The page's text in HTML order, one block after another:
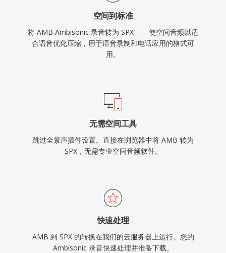
空间到标准
将 AMB Ambisonic 录音转为 SPX——使空间音频以适
合语音优化压缩，用于语音录制和电话应用的格式可
用。
无需空间工具
跳过全景声插件设置。直接在浏览器中将 AMB 转为
SPX，无需专业空间音频软件。
快速处理
AMB 到 SPX 的转换在我们的云服务器上运行。您的
Ambisonic 录音快速处理并准备下载。